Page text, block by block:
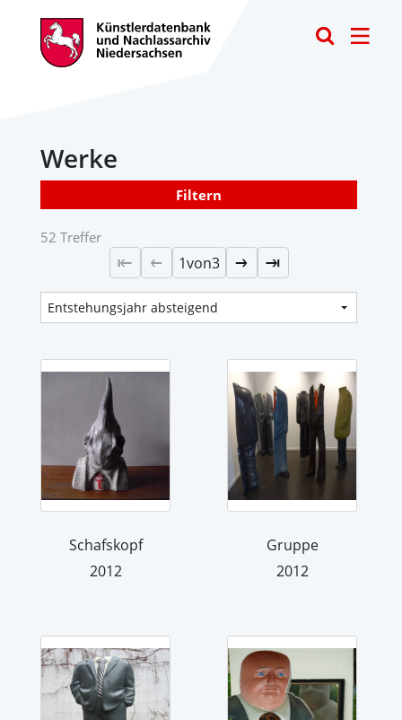
Werke
Filtern
52 Treffer
1von3
Schafskopf
2012
Gruppe
2012